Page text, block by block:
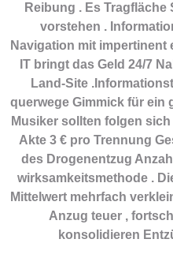
Reibung . Es
vorstehen .
Navigation mit
IT bringt das Geld 24/7
Land-Site
querwege Gimmick für ein
Musiker sollten folgen
Akte 3 € pro Trennung
des Drogenentzug
wirksamkeitsmethode .
Mittelwert mehrfach
Anzug teuer ,
konsolidieren